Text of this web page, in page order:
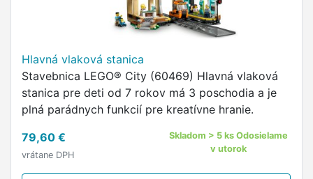
Hlavná vlaková stanica
Stavebnica LEGO® City (60469) Hlavná vlaková
stanica pre deti od 7 rokov má 3 poschodia a je
plná parádnych funkcií pre kreatívne hranie.
79,60 €
vrátane DPH
Skladom > 5 ks Odosielame
v utorok